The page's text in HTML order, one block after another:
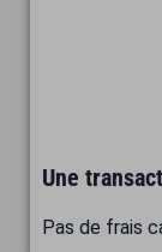
Une
Pas de frais